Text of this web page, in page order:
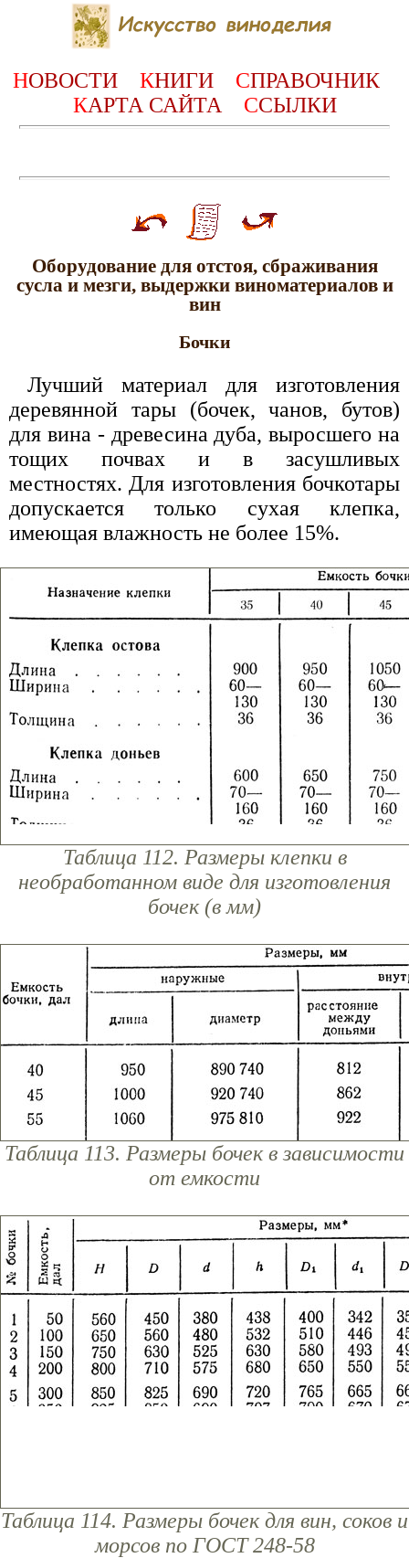
НОВОСТИ КНИГИ СПРАВОЧНИК
КАРТА САЙТА ССЫЛКИ
Оборудование для отстоя, сбраживания
сусла и мезги, выдержки виноматериалов и
вин
Бочки
Лучший материал для изготовления
деревянной тары (бочек, чанов, бутов)
для вина - древесина дуба, выросшего на
тощих почвах и в засушливых
местностях. Для изготовления бочкотары
допускается только сухая клепка,
имеющая влажность не более 15%.
Таблица 112. Размеры клепки в
необработанном виде для изготовления
бочек (в мм)
Таблица 113. Размеры бочек в зависимости
от емкости
Таблица 114. Размеры бочек для вин, соков и
морсов по ГОСТ 248-58